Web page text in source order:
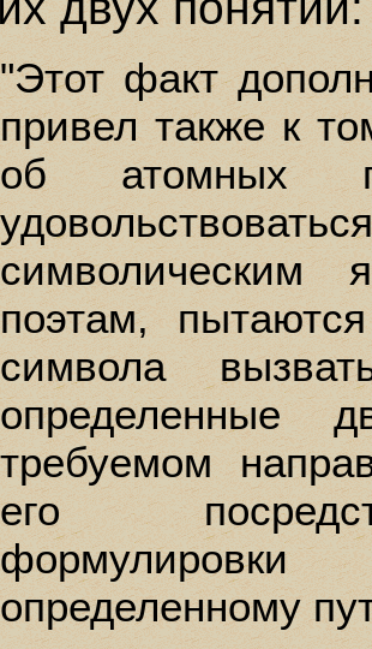
"Этот факт
привел также к
об атомных
символическим
поэтам,
символа
определенные
требуемом
его
определенному